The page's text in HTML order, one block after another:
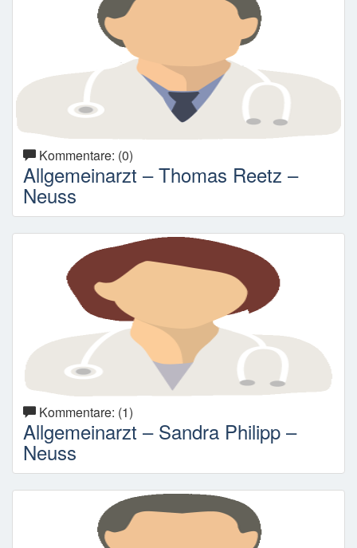
Kommentare: (0)
Allgemeinarzt – Thomas Reetz –
Neuss
Kommentare: (1)
Allgemeinarzt – Sandra Philipp –
Neuss